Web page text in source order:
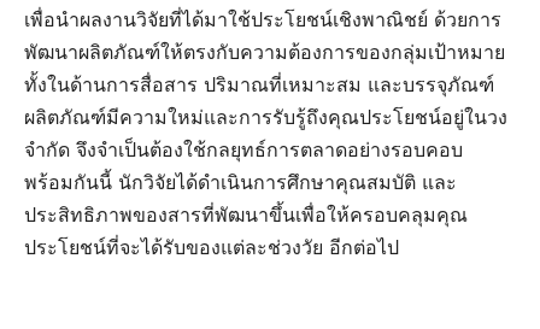
เพื่อนำผลงานวิจัยที่ได้มาใช้ประโยชน์เชิงพาณิชย์ ด้วยการ
พัฒนาผลิตภัณฑ์ให้ตรงกับความต้องการของกลุ่มเป้าหมาย
ทั้งในด้านการสื่อสาร ปริมาณที่เหมาะสม และบรรจุภัณฑ์
ผลิตภัณฑ์มีความใหม่และการรับรู้ถึงคุณประโยชน์อยู่ในวง
จำกัด จึงจำเป็นต้องใช้กลยุทธ์การตลาดอย่างรอบคอบ
พร้อมกันนี้ นักวิจัยได้ดำเนินการศึกษาคุณสมบัติ และ
ประสิทธิภาพของสารที่พัฒนาขึ้นเพื่อให้ครอบคลุมคุณ
ประโยชน์ที่จะได้รับของแต่ละช่วงวัย อีกต่อไป